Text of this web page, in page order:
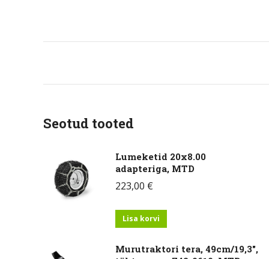
Seotud tooted
Lumeketid 20x8.00
adapteriga, MTD
223,00 €
Lisa korvi
Murutraktori tera, 49cm/19,3",